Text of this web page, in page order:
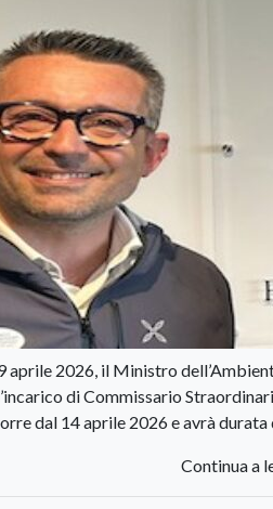
aprile 2026, il Ministro
di Commissario
dal 14 aprile 2026 e avrà
Continua a